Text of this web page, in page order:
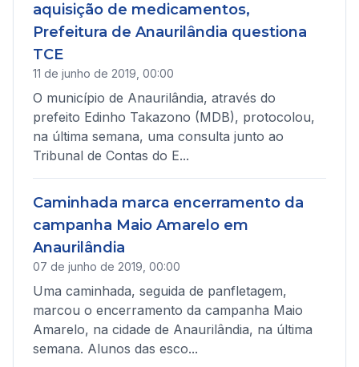
aquisição de medicamentos,
Prefeitura de Anaurilândia questiona
TCE
11 de junho de 2019, 00:00
O município de Anaurilândia, através do
prefeito Edinho Takazono (MDB), protocolou,
na última semana, uma consulta junto ao
Tribunal de Contas do E...
Caminhada marca encerramento da
campanha Maio Amarelo em
Anaurilândia
07 de junho de 2019, 00:00
Uma caminhada, seguida de panfletagem,
marcou o encerramento da campanha Maio
Amarelo, na cidade de Anaurilândia, na última
semana. Alunos das esco...